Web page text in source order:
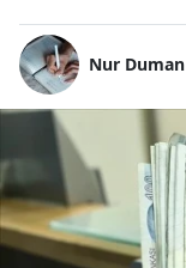
Nur Duman